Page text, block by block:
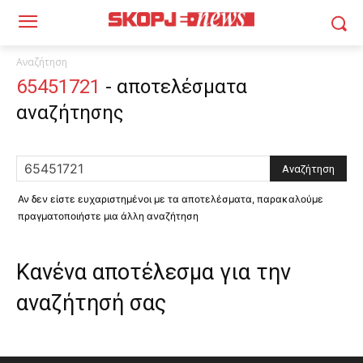
Αναζήτηση
65451721 - αποτελέσματα
αναζήτησης
Αν δεν είστε ευχαριστημένοι με τα αποτελέσματα, παρακαλούμε
πραγματοποιήστε μια άλλη αναζήτηση
Κανένα αποτέλεσμα για την
αναζήτησή σας